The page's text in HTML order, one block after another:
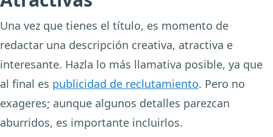
Una vez que tienes el título, es momento de
redactar una descripción creativa, atractiva e
interesante. Hazla lo más llamativa posible, ya que
al final es publicidad de reclutamiento. Pero no
exageres; aunque algunos detalles parezcan
aburridos, es importante incluirlos.